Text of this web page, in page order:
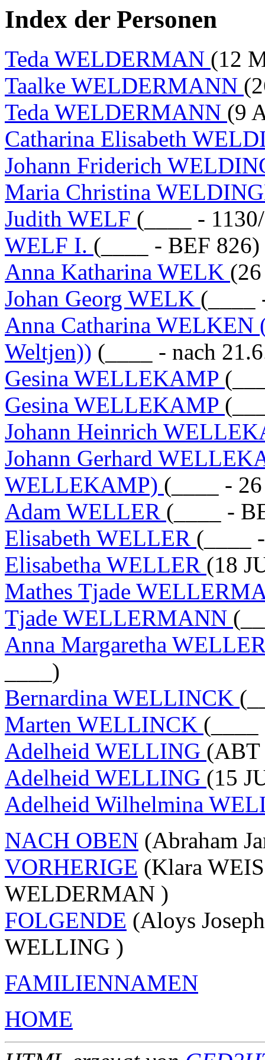
Index der Personen
Teda WELDERMAN (12
Taalke WELDERMANN
Teda WELDERMANN (9
Catharina Elisabeth
Johann Friderich
Maria Christina
Judith WELF (____ -
WELF I. (____ - BEF 826)
Anna Katharina WELK
Johan Georg WELK (____
Anna Catharina
Weltjen)) (____ - nach
Gesina WELLEKAMP
Gesina WELLEKAMP
Johann Heinrich
Johann Gerhard
WELLEKAMP) (____ -
Adam WELLER (____ -
Elisabeth WELLER (____
Elisabetha WELLER (18
Mathes Tjade
Tjade WELLERMANN
Anna Margaretha
____)
Bernardina WELLINCK
Marten WELLINCK (____
Adelheid WELLING (ABT
Adelheid WELLING (15
Adelheid Wilhelmina
NACH OBEN (Abraham
VORHERIGE (Klara
WELDERMAN )
FOLGENDE (Aloys
WELLING )
FAMILIENNAMEN
HOME